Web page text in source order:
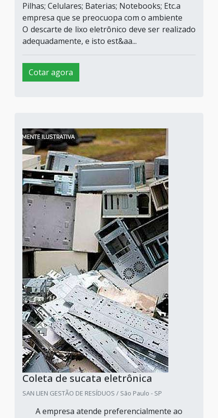
Pilhas; Celulares; Baterias; Notebooks; Etc.a
empresa que se preocuopa com o ambiente
O descarte de lixo eletrônico deve ser realizado
adequadamente, e isto est&aa...
Cotar agora
Coleta de sucata eletrônica
SAN LIEN GESTÃO DE RESÍDUOS / São Paulo - SP
A empresa atende preferencialmente ao